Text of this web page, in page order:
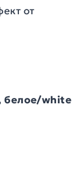
от
белое/white